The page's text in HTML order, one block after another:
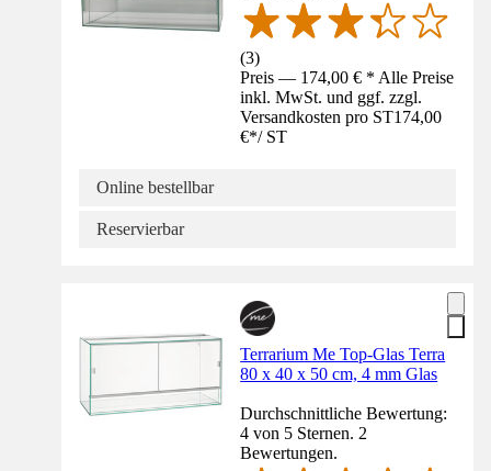
(3)
Preis — 174,00 € * Alle Preise
inkl. MwSt. und ggf. zzgl.
Versandkosten pro ST174,00
€*/ ST
Online bestellbar
Reservierbar
Terrarium Me Top-Glas Terra
80 x 40 x 50 cm, 4 mm Glas
Durchschnittliche Bewertung:
4 von 5 Sternen. 2
Bewertungen.